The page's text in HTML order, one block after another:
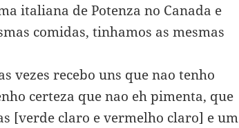
italiana de Potenza no Canada e
comidas, tinhamos as mesmas
vezes recebo uns que nao tenho
certeza que nao eh pimenta, que
[verde claro e vermelho claro] e um